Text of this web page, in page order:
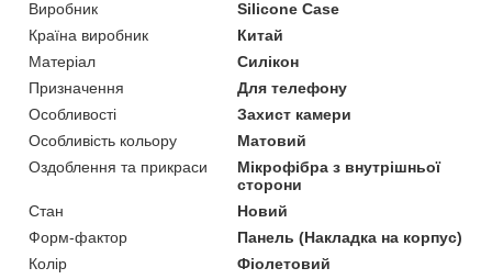
Виробник
Silicone Case
Країна виробник
Китай
Матеріал
Силікон
Призначення
Для телефону
Особливості
Захист камери
Особливість кольору
Матовий
Оздоблення та прикраси
Мікрофібра з внутрішньої
сторони
Стан
Новий
Форм-фактор
Панель (Накладка на корпус)
Колір
Фіолетовий